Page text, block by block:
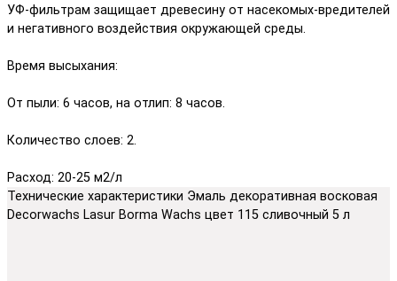
УФ-фильтрам защищает древесину от насекомых-вредителей
и негативного воздействия окружающей среды.
Время высыхания:
От пыли: 6 часов, на отлип: 8 часов.
Количество слоев: 2.
Расход: 20-25 м2/л
Технические характеристики Эмаль декоративная восковая
Decorwachs Lasur Borma Wachs цвет 115 сливочный 5 л